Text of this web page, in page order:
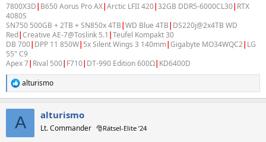
und zum Schluss, ein reiner "Schnitt" auf i/b Frames benötigt gar
kein encoding, wobei das jetzt nur einen reinen Schnitt betrifft
(Beispiel Werbung raus bei Aufnahmen usw ...)
Ergänzung(18. Mai 2021)
Nachtrag,https://filmora.wondershare.com/video-editing-
tips/how-to-enhance-video-editing-performance.html
7800X3D| B650 Aorus Pro AX|Arctic LFII 420|32GB DDR5-6000CL30| RTX
4080S
SN750 500GB + 2TB + SN850x 4TB|WD Blue 4TB| DS220j@2x4TB WD
Red|Creative AE-7@Toslink 5.1 |Teufel Kompakt 30
DB 700| DPP 11 850W| 5x Silent Wings 3 140mm|Gigabyte MO34WQC2| LG
55" C9
Apex 7| Rival 500| F710| DT-990 Edition 600Ω| KD6400D
R
e
alturismo
A alturismo
Lt. Commander 🎅Rätsel-Elite ’24